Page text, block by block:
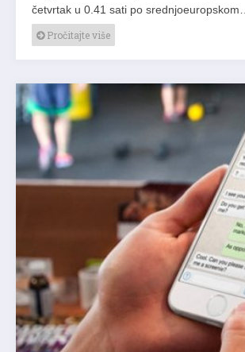
četvrtak u 0.41 sati po srednjoeuropskom…
Pročitajte više